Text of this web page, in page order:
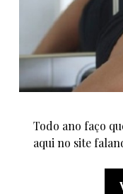
Todo ano faço
aqui no site